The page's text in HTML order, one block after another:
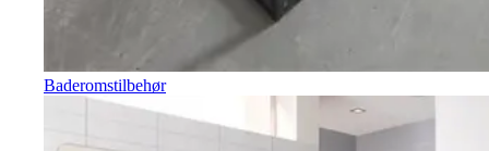
Baderomstilbehør